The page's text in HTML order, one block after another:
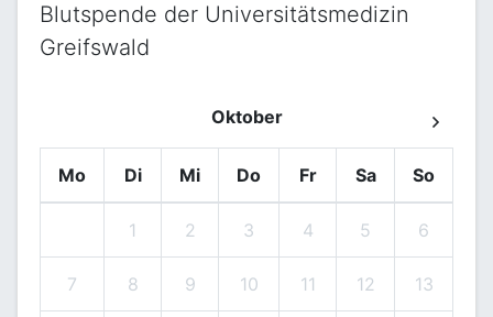
Blutspende der Universitätsmedizin
Greifswald
Oktober
Mo Di Mi Do Fr Sa So
1 2 3 4 5 6
7 8 9 10 11 12 13